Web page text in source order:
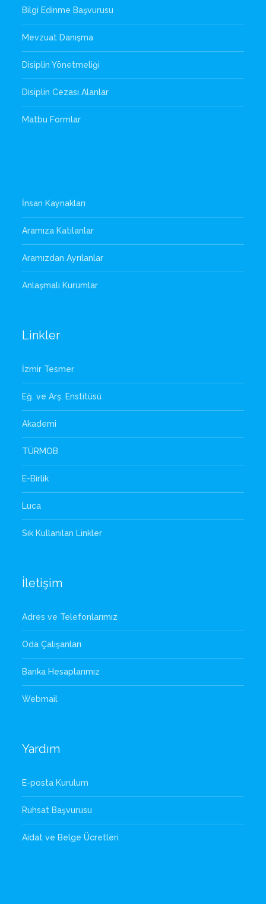
Bilgi Edinme Başvurusu
Mevzuat Danışma
Disiplin Yönetmeliği
Disiplin Cezası Alanlar
Matbu Formlar
İnsan Kaynakları
Aramıza Katılanlar
Aramızdan Ayrılanlar
Anlaşmalı Kurumlar
Linkler
İzmir Tesmer
Eğ. ve Arş. Enstitüsü
Akademi
TÜRMOB
E-Birlik
Luca
Sık Kullanılan Linkler
İletişim
Adres ve Telefonlarımız
Oda Çalışanları
Banka Hesaplarımız
Webmail
Yardım
E-posta Kurulum
Ruhsat Başvurusu
Aidat ve Belge Ücretleri